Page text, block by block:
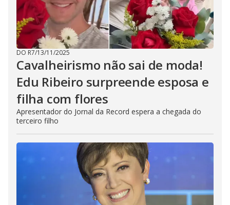
DO R7/13/11/2025
Cavalheirismo não sai de moda!
Edu Ribeiro surpreende esposa e
filha com flores
Apresentador do Jornal da Record espera a chegada do
terceiro filho